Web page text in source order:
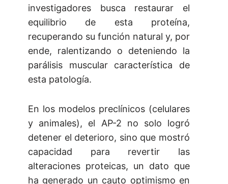
investigadores busca restaurar el
equilibrio de esta proteína,
recuperando su función natural y, por
ende, ralentizando o deteniendo la
parálisis muscular característica de
esta patología.
En los modelos preclínicos (celulares
y animales), el AP-2 no solo logró
detener el deterioro, sino que mostró
capacidad para revertir las
alteraciones proteicas, un dato que
ha generado un cauto optimismo en